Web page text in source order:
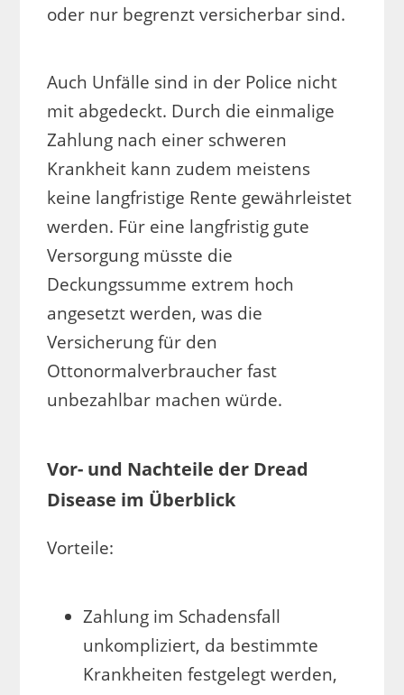
oder nur begrenzt versicherbar sind.
Auch Unfälle sind in der Police nicht
mit abgedeckt. Durch die einmalige
Zahlung nach einer schweren
Krankheit kann zudem meistens
keine langfristige Rente gewährleistet
werden. Für eine langfristig gute
Versorgung müsste die
Deckungssumme extrem hoch
angesetzt werden, was die
Versicherung für den
Ottonormalverbraucher fast
unbezahlbar machen würde.
Vor- und Nachteile der Dread
Disease im Überblick
Vorteile:
Zahlung im Schadensfall
unkompliziert, da bestimmte
Krankheiten festgelegt werden,